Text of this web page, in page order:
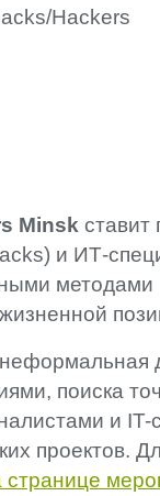
Hackers
Minsk ставит
и ИТ-
методами
поиска
и IT-
проектов.